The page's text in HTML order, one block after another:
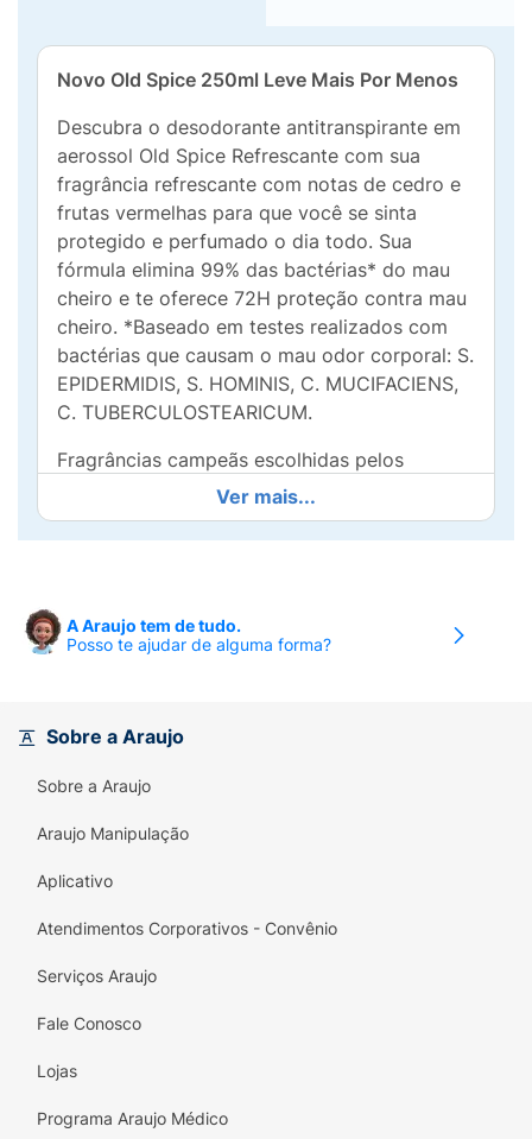
Novo Old Spice 250ml Leve Mais Por Menos
Descubra o desodorante antitranspirante em
aerossol Old Spice Refrescante com sua
fragrância refrescante com notas de cedro e
frutas vermelhas para que você se sinta
protegido e perfumado o dia todo. Sua
fórmula elimina 99% das bactérias* do mau
cheiro e te oferece 72H proteção contra mau
cheiro. *Baseado em testes realizados com
bactérias que causam o mau odor corporal: S.
EPIDERMIDIS, S. HOMINIS, C. MUCIFACIENS,
C. TUBERCULOSTEARICUM.
Fragrâncias campeãs escolhidas pelos
brasileiros**Estudo técnico realizado com
207 homens brasileiros para avaliar 50
fragrâncias diferentes. Old Spice Amadeirado
que um perfume internacional com custo
médio de US$120, com notas orientais
• Fragrância refrescante com notas de cedro
cheiro**Baseado em testes realizados com
bactérias que causam o mau odor corporal: S.
EPIDERMIDIS, S. HOMINIS, C. MUCIFACIENS,
C. TUBERCULOSTEARICUM
• 72H proteção contra mau cheiro
• Leve mais pague menos* *Com base em
comparação a embalagem de 250ml
Ver mais...
A Araujo tem de tudo.
Posso te ajudar de alguma forma?
Sobre a Araujo
Sobre a Araujo
Araujo Manipulação
Aplicativo
Atendimentos Corporativos - Convênio
Serviços Araujo
Fale Conosco
Lojas
Programa Araujo Médico